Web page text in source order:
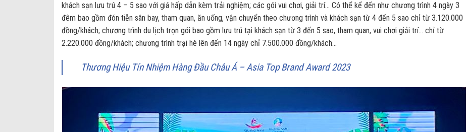
khách sạn lưu trú 4 – 5 sao với giá hấp dẫn kèm trải nghiệm; các gói vui chơi, giải trí… Có thể kể đến như chương trình 4 ngày 3
đêm bao gồm đón tiễn sân bay, tham quan, ăn uống, vận chuyển theo chương trình và khách sạn từ 4 đến 5 sao chỉ từ 3.120.000
đồng/khách; chương trình du lịch trọn gói bao gồm lưu trú tại khách sạn từ 3 đến 5 sao, tham quan, vui chơi giải trí… chỉ từ
2.220.000 đồng/khách; chương trình trại hè lên đến 14 ngày chỉ 7.500.000 đồng/khách…
Thương Hiệu Tín Nhiệm Hàng Đầu Châu Á – Asia Top Brand Award 2023